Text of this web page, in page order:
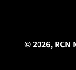
© 2026, RCN